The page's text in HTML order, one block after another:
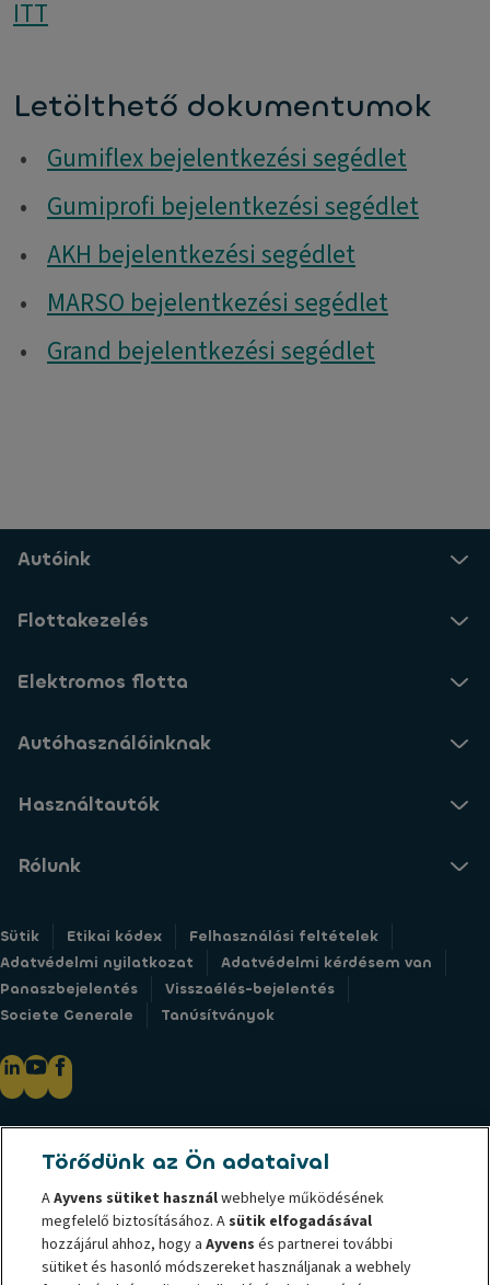
ITT
Letölthető dokumentumok
•
Gumiflex bejelentkezési segédlet
•
Gumiprofi bejelentkezési segédlet
• AKH bejelentkezési segédlet
•
MARSO bejelentkezési segédlet
•
Grand bejelentkezési segédlet
Autóink
Flottakezelés
Elektromos flotta
Autóhasználóinknak
Használtautók
Rólunk
Sütik Etikai kódex
Felhasználási feltételek
Adatvédelmi nyilatkozat
Adatvédelmi kérdésem van
Panaszbejelentés
Visszaélés-bejelentés
Societe Generale
Tanúsítványok
létrejött flottakezelő vállalat.A fenntartható mobilitás globális
vezetőjeként teljeskörű lízingszolgáltatást, rugalmas havidíj
konstrukciókat, flottaüzemeltetési szolgáltatásokat és sokrétű mobilitási
megoldást biztosít nagyvállalati-, kis- és középvállalati-, szakmai- és
magán ügyfeleinek. A világszerte 42 országban aktív jelenlétével az
Törődünk az Ön adataival
AAyvens sütiket használwebhelye működésének
megfelelő biztosításához. Asütik elfogadásával
hozzájárul ahhoz, hogy aAyvens és partnerei további
sütiket és hasonló módszereket használjanak a webhely